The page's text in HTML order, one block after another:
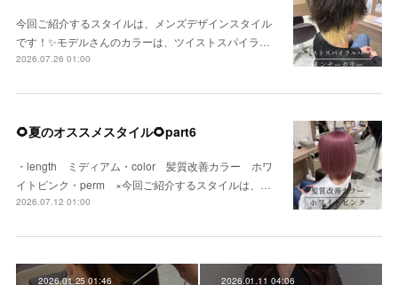
今回ご紹介するスタイルは、メンズデザインスタイル
です！✨モデルさんのカラーは、ツイストスパイラ…
2026.07.26 01:00
🌻夏のオススメスタイル🌻part6
・length ミディアム・color 髪質改善カラー ホワ
イトピンク・perm ×今回ご紹介するスタイルは、…
2026.07.12 01:00
2026.01.25 01:46 2026.01.11 04:06